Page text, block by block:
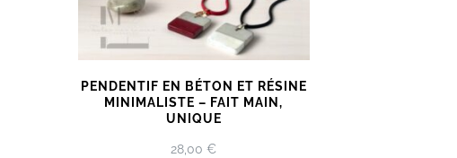
PENDENTIF EN BÉTON ET RÉSINE
MINIMALISTE – FAIT MAIN,
UNIQUE
28,00€